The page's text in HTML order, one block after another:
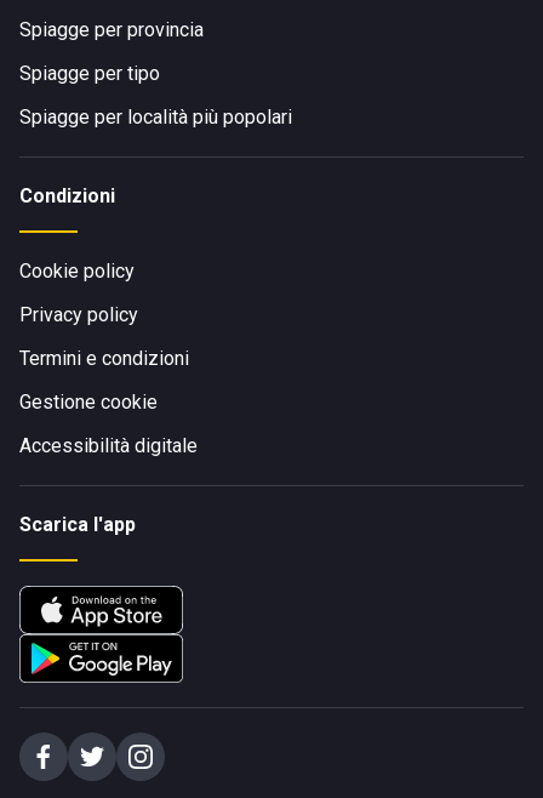
Spiagge per provincia
Spiagge per tipo
Spiagge per località più popolari
Condizioni
Cookie policy
Privacy policy
Termini e condizioni
Gestione cookie
Accessibilità digitale
Scarica l'app